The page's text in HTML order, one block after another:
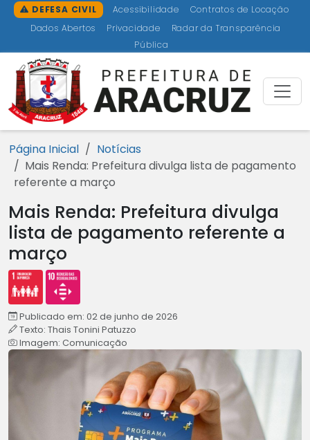
Ir para o conteúdo [1]
Ir para o menu [2]
Ir para a busca [3]
Ir para o rodapé [4]
DEFESA CIVIL Acessibilidade
Contratos de Locação
Dados Abertos
Privacidade
Radar da Transparência
Pública
Página Inicial
Notícias
Mais Renda: Prefeitura divulga lista de pagamento
referente a março
Mais Renda: Prefeitura divulga
lista de pagamento referente a
março
Publicado em: 02 de junho de 2026
Texto: Thais Tonini Patuzzo
Imagem: Comunicação